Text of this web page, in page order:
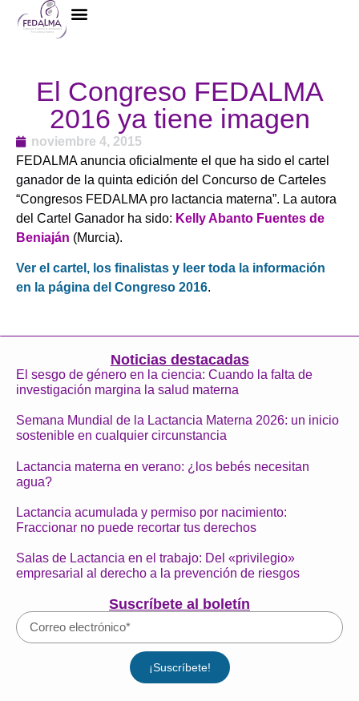
El Congreso FEDALMA
2016 ya tiene imagen
noviembre 4, 2015
FEDALMA anuncia oficialmente el que ha sido el cartel
ganador de la quinta edición del Concurso de Carteles
“Congresos FEDALMA pro lactancia materna”. La autora
del Cartel Ganador ha sido: Kelly Abanto Fuentes de
Beniaján (Murcia).
Ver el cartel, los finalistas y leer toda la información
en la página del Congreso 2016.
Noticias destacadas
El sesgo de género en la ciencia: Cuando la falta de
investigación margina la salud materna
Semana Mundial de la Lactancia Materna 2026: un inicio
sostenible en cualquier circunstancia
Lactancia materna en verano: ¿los bebés necesitan
agua?
Lactancia acumulada y permiso por nacimiento:
Fraccionar no puede recortar tus derechos
Salas de Lactancia en el trabajo: Del «privilegio»
empresarial al derecho a la prevención de riesgos
Suscríbete al boletín
¡Suscríbete!